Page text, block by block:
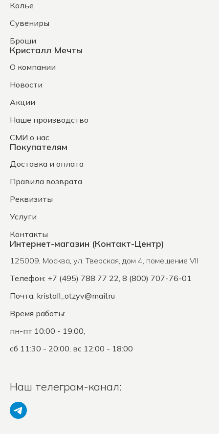
Колье
Сувениры
Броши
Кристалл Мечты
О компании
Новости
Акции
Наше производство
СМИ о нас
Покупателям
Доставка и оплата
Правила возврата
Реквизиты
Услуги
Контакты
Интернет-магазин (Контакт-Центр)
125009, Москва, ул. Тверская, дом 4, помещение VII
Телефон: +7 (495) 788 77 22, 8 (800) 707-76-01
Почта: kristall_otzyv@mail.ru
Время работы:
пн-пт 10:00 - 19:00,
сб 11:30 - 20:00, вс 12:00 - 18:00
Наш телеграм-канал: